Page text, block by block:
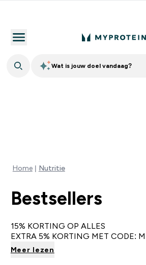
Wat is jouw doel vandaag?
Home Nutritie
Bestsellers
15% KORTING OP ALLES
EXTRA 5% KORTING MET CODE:
Meer lezen